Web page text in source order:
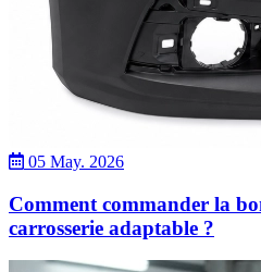
05 May. 2026
Comment commander la
carrosserie adaptable ?